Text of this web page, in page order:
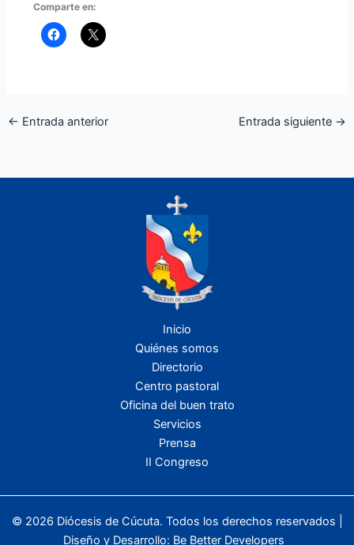
Comparte en:
← Entrada anterior Entrada siguiente →
Inicio
Quiénes somos
Directorio
Centro pastoral
Oficina del buen trato
Servicios
Prensa
II Congreso
© 2026 Diócesis de Cúcuta. Todos los derechos reservados |
Diseño y Desarrollo: Be Better Developers